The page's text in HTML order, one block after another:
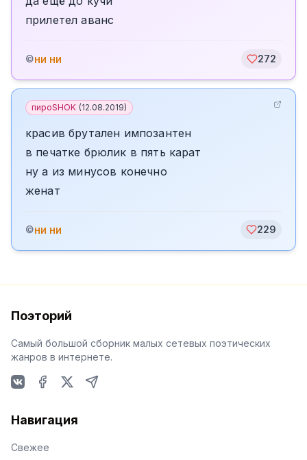
прилетел аванс
©ни ни 272
пироSHOK (12.08.2019)
красив брутален импозантен
в печатке брюлик в пять карат
ну а из минусов конечно
женат
©ни ни 229
Поэторий
Самый большой сборник малых сетевых поэтических
жанров в интернете.
Навигация
Свежее